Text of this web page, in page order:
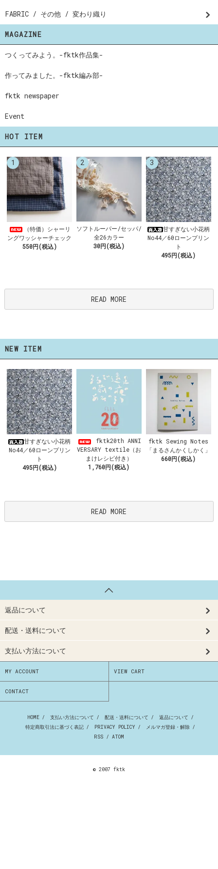
FABRIC / その他 / 変わり織り
MAGAZINE
つくってみよう。-fktk作品集-
作ってみました。-fktk編み部-
fktk newspaper
Event
HOT ITEM
1
（特価）シャーリ
ングワッシャーチェック
550円(税込)
2
ソフトルーパー/セッパ/
全26カラー
30円(税込)
3
甘すぎない小花柄
No44／60ローンプリン
ト
495円(税込)
READ MORE
NEW ITEM
甘すぎない小花柄
No44／60ローンプリン
ト
495円(税込)
fktk20th ANNI
VERSARY textile（お
まけレシピ付き）
1,760円(税込)
fktk Sewing Notes
「まるさんかくしかく」
660円(税込)
READ MORE
返品について
配送・送料について
支払い方法について
MY ACCOUNT VIEW CART
CONTACT
HOME / 支払い方法について / 配送・送料について / 返品について /
特定商取引法に基づく表記 / PRIVACY POLICY / メルマガ登録・解除 /
RSS / ATOM
© 2007 fktk